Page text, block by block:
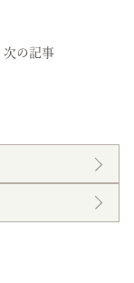
次の記事